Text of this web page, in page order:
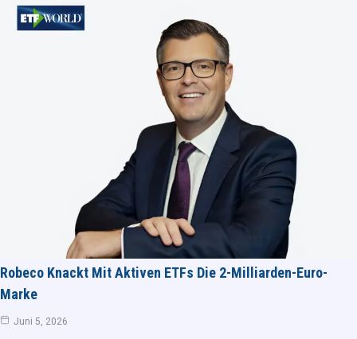
Robeco Knackt Mit Aktiven ETFs Die 2-Milliarden-Euro-
Marke
Juni 5, 2026